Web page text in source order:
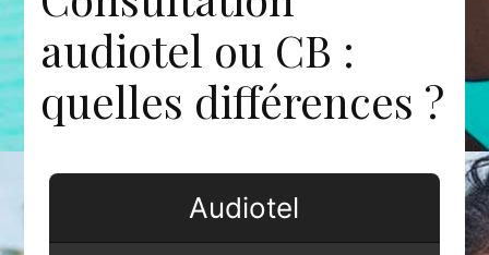
audiotel ou CB :
quelles différences ?
Audiotel